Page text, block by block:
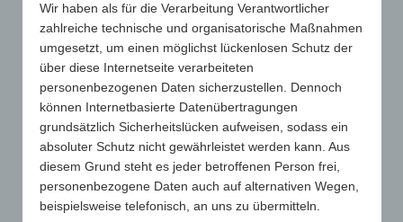
von unseren Angeboten ausgehenden
Schutzrechtsverletzung durch Schutzrechteinhaber
selbst, darf nicht ohne unsere Zustimmung
stattfinden. Wir garantieren, dass die zu Recht
beanstandeten Passagen unverzüglich entfernt
werden, ohne dass von Ihrer Seite die Einschaltung
eines Rechtsbeistandes erforderlich ist. Dennoch
von Ihnen ohne vorherige Kontaktaufnahme
ausgelöste Kosten werden wir in vollem Umfang
zurückweisen und gegebenenfalls Gegenklage
Wir haben als für die Verarbeitung Verantwortlicher
zahlreiche technische und organisatorische Maßnahmen
umgesetzt, um einen möglichst lückenlosen Schutz der
über diese Internetseite verarbeiteten
personenbezogenen Daten sicherzustellen. Dennoch
können Internetbasierte Datenübertragungen
grundsätzlich Sicherheitslücken aufweisen, sodass ein
absoluter Schutz nicht gewährleistet werden kann. Aus
diesem Grund steht es jeder betroffenen Person frei,
personenbezogene Daten auch auf alternativen Wegen,
beispielsweise telefonisch, an uns zu übermitteln.